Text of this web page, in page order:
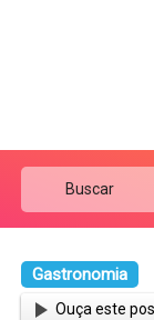
Gastronomia
Ouça este